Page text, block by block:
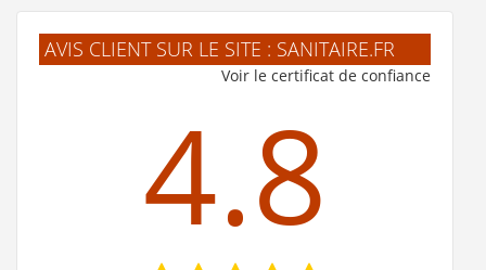
AVIS CLIENT SUR LE SITE : SANITAIRE.FR
Voir le certificat de confiance
4.8